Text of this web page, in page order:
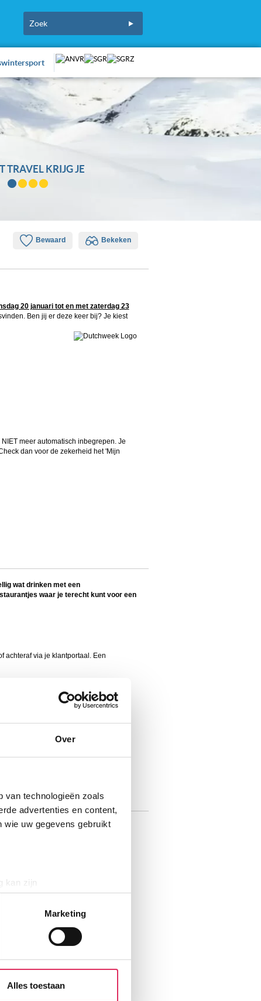
Over
van technologieën zoals
advertenties en content,
wie uw gegevens gebruikt
kan zijn
detailgedeeltein. U kunt uw
jouw gebruik van onze site
kunnen deze gegevens
Marketing
Alles toestaan
TRAVEL KRIJG JE
Bewaard Bekeken
20 januari tot en met zaterdag 23
Ben jij er deze keer bij? Je kiest
meer automatisch inbegrepen. Je
dan voor de zekerheid het 'Mijn
wat drinken met een
waar je terecht kunt voor een
achteraf via je klantportaal. Een
deze pagina in de gaten om op de